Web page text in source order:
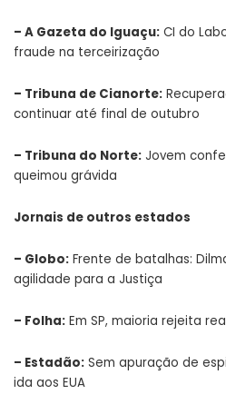
– A Gazeta do Iguaçu: CI do
fraude na terceirização
– Tribuna de Cianorte:
continuar até final de outubro
– Tribuna do Norte: Jovem
queimou grávida
Jornais de outros estados
– Globo: Frente de batalhas:
agilidade para a Justiça
– Folha: Em SP, maioria rejeita
– Estadão: Sem apuração de
ida aos EUA